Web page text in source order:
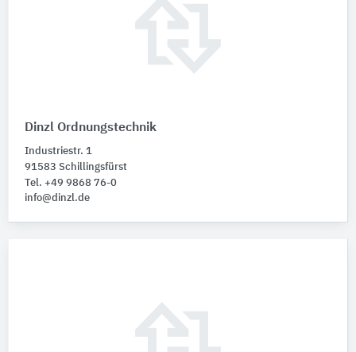
Dinzl Ordnungstechnik
Industriestr. 1
91583 Schillingsfürst
Tel. +49 9868 76-0
info@dinzl.de